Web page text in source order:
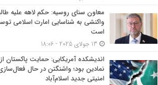
معاون سنای روسیه: حکم لاهه علیه
واکنشی به شناسایی امارت اسلامی
است
اندیشکده آمریکایی: حمایت پاکستان از
نمادین بود؛ واشنگتن در حال
امنیتی جدید اسلام‌آباد